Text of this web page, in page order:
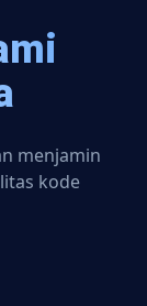
menjamin
kode